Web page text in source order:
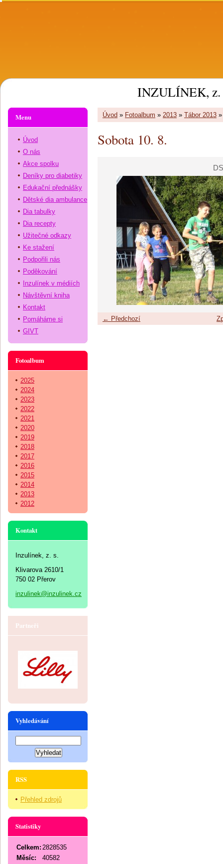
INZULÍNEK, z.
Úvod » Fotoalbum » 2013 » Tábor 2013
Sobota 10. 8.
← Předchozí
Menu
Úvod
O nás
Akce spolku
Deníky pro diabetiky
Edukační přednášky
Dětské dia ambulance
Dia tabulky
Dia recepty
Užitečné odkazy
Ke stažení
Podpořili nás
Poděkování
Inzulínek v médiích
Návštěvní kniha
Kontakt
Pomáháme si
GIVT
Fotoalbum
2025
2024
2023
2022
2021
2020
2019
2018
2017
2016
2015
2014
2013
2012
Kontakt
Inzulínek, z. s.
Klivarova 2610/1
750 02 Přerov
inzulinek@inzulinek.cz
Partneři
Vyhledávání
RSS
Přehled zdrojů
Statistiky
Celkem: 2828535
Měsíc:
40582